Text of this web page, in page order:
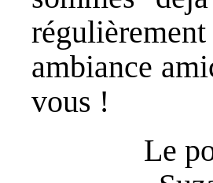
ambiance
vous !
Le